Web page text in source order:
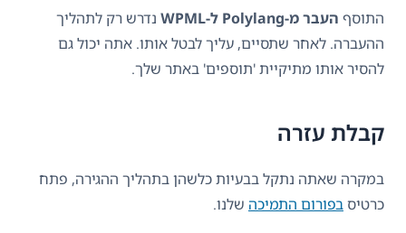
התוסף העבר מ-Polylang ל-WPML
נדרש רק לתהליך
ההעברה. לאחר שתסיים, עליך לבטל אותו. אתה יכול גם
להסיר אותו מתיקיית 'תוספים' באתר שלך.
קבלת עזרה
במקרה שאתה נתקל בבעיות כלשהן בתהליך ההגירה, פתח
כרטיסבפורום התמיכה שלנו.